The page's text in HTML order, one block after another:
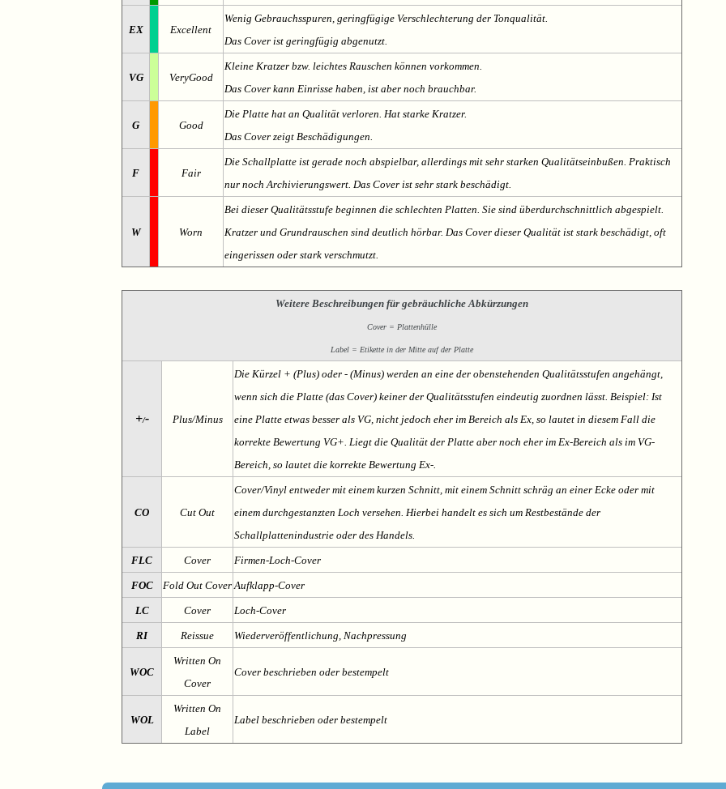
EX Excellent
Wenig Gebrauchsspuren, geringfügige Verschlechterung der Tonqualität.
Das Cover ist geringfügig abgenutzt.
VG VeryGood
Kleine Kratzer bzw. leichtes Rauschen können vorkommen.
Das Cover kann Einrisse haben, ist aber noch brauchbar.
G Good
Die Platte hat an Qualität verloren. Hat starke Kratzer.
Das Cover zeigt Beschädigungen.
F Fair
Die Schallplatte ist gerade noch abspielbar, allerdings mit sehr starken Qualitätseinbußen. Praktisch
nur noch Archivierungswert. Das Cover ist sehr stark beschädigt.
W Worn
Bei dieser Qualitätsstufe beginnen die schlechten Platten. Sie sind überdurchschnittlich abgespielt.
Kratzer und Grundrauschen sind deutlich hörbar. Das Cover dieser Qualität ist stark beschädigt, oft
eingerissen oder stark verschmutzt.
Weitere Beschreibungen für gebräuchliche Abkürzungen
Cover = Plattenhülle
Label = Etikette in der Mitte auf der Platte
+/- Plus/Minus
Die Kürzel + (Plus) oder - (Minus) werden an eine der obenstehenden Qualitätsstufen angehängt,
wenn sich die Platte (das Cover) keiner der Qualitätsstufen eindeutig zuordnen lässt. Beispiel: Ist
eine Platte etwas besser als VG, nicht jedoch eher im Bereich als Ex, so lautet in diesem Fall die
korrekte Bewertung VG+. Liegt die Qualität der Platte aber noch eher im Ex-Bereich als im VG-
Bereich, so lautet die korrekte Bewertung Ex-.
CO Cut Out
Cover/Vinyl entweder mit einem kurzen Schnitt, mit einem Schnitt schräg an einer Ecke oder mit
einem durchgestanzten Loch versehen. Hierbei handelt es sich um Restbestände der
Schallplattenindustrie oder des Handels.
FLC Cover Firmen-Loch-Cover
FOC Fold Out Cover Aufklapp-Cover
LC Cover Loch-Cover
RI Reissue Wiederveröffentlichung, Nachpressung
WOC
Written On
Cover
Cover beschrieben oder bestempelt
WOL
Written On
Label
Label beschrieben oder bestempelt